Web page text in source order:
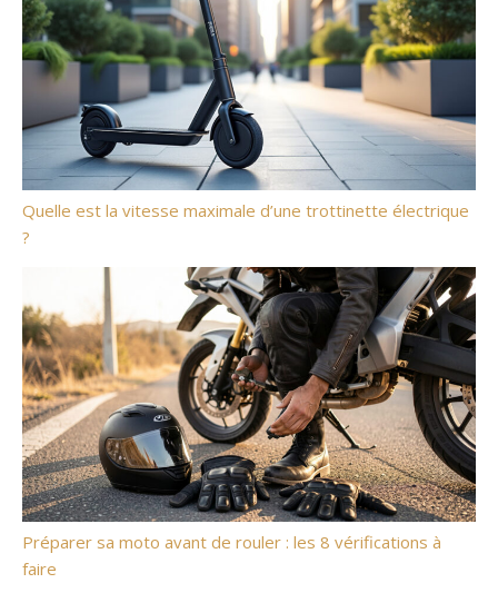
Quelle est la vitesse maximale d’une trottinette électrique
?
Préparer sa moto avant de rouler : les 8 vérifications à
faire